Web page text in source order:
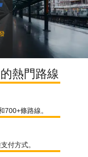
熱門路線
700+條路線。
付方式。